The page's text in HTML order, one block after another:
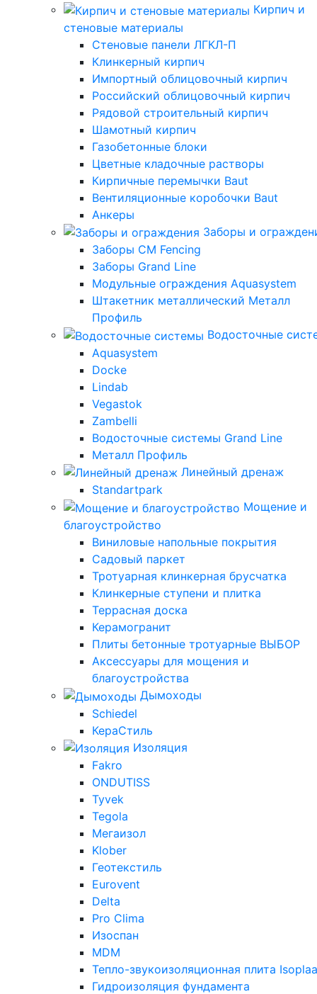
Кирпич и
стеновые материалы
Стеновые панели ЛГКЛ-П
Клинкерный кирпич
Импортный облицовочный кирпич
Российский облицовочный кирпич
Рядовой строительный кирпич
Шамотный кирпич
Газобетонные блоки
Цветные кладочные растворы
Кирпичные перемычки Baut
Вентиляционные коробочки Baut
Анкеры
Заборы и
Заборы CM Fencing
Заборы Grand Line
Модульные ограждения Aquasystem
Штакетник металлический Металл
Профиль
Водосточные
Aquasystem
Docke
Lindab
Vegastok
Zambelli
Водосточные системы Grand Line
Металл Профиль
Линейный дренаж
Standartpark
Мощение и
благоустройство
Виниловые напольные покрытия
Садовый паркет
Тротуарная клинкерная брусчатка
Клинкерные ступени и плитка
Террасная доска
Керамогранит
Плиты бетонные тротуарные ВЫБОР
Аксессуары для мощения и
благоустройства
Дымоходы
Schiedel
КераСтиль
Изоляция
Fakro
ONDUTISS
Tyvek
Tegola
Мегаизол
Klober
Геотекстиль
Eurovent
Delta
Pro Clima
Изоспан
MDM
Тепло-звукоизоляционная плита
Гидроизоляция фундамента